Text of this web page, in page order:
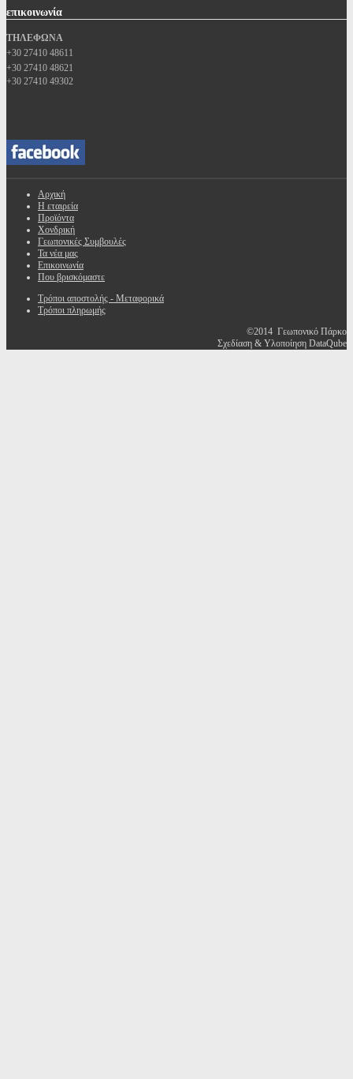
επικοινωνία
ΤΗΛΕΦΩΝΑ
+30 27410 48611
+30 27410 48621
+30 27410 49302
Αρχική
Η εταιρεία
Προϊόντα
Χονδρική
Γεωπονικές Συμβουλές
Τα νέα μας
Επικοινωνία
Που βρισκόμαστε
Τρόποι αποστολής - Μεταφορικά
Τρόποι πληρωμής
©2014 Γεωπονικό Πάρκο
Σχεδίαση & Υλοποίηση DataQube